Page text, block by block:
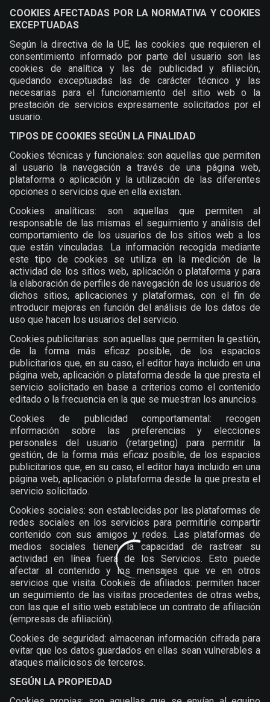
COOKIES AFECTADAS POR LA NORMATIVA Y COOKIES
EXCEPTUADAS
Según la directiva de la UE, las cookies que requieren el
consentimiento informado por parte del usuario son las
cookies de analítica y las de publicidad y afiliación,
quedando exceptuadas las de carácter técnico y las
necesarias para el funcionamiento del sitio web o la
prestación de servicios expresamente solicitados por el
usuario.
TIPOS DE COOKIES SEGÚN LA FINALIDAD
Cookies técnicas y funcionales: son aquellas que permiten
al usuario la navegación a través de una página web,
plataforma o aplicación y la utilización de las diferentes
opciones o servicios que en ella existan.
Cookies analíticas: son aquellas que permiten al
responsable de las mismas el seguimiento y análisis del
comportamiento de los usuarios de los sitios web a los
que están vinculadas. La información recogida mediante
este tipo de cookies se utiliza en la medición de la
actividad de los sitios web, aplicación o plataforma y para
la elaboración de perfiles de navegación de los usuarios de
dichos sitios, aplicaciones y plataformas, con el fin de
introducir mejoras en función del análisis de los datos de
uso que hacen los usuarios del servicio.
Cookies publicitarias: son aquellas que permiten la gestión,
de la forma más eficaz posible, de los espacios
publicitarios que, en su caso, el editor haya incluido en una
página web, aplicación o plataforma desde la que presta el
servicio solicitado en base a criterios como el contenido
editado o la frecuencia en la que se muestran los anuncios.
Cookies de publicidad comportamental: recogen
información sobre las preferencias y elecciones
personales del usuario (retargeting) para permitir la
gestión, de la forma más eficaz posible, de los espacios
publicitarios que, en su caso, el editor haya incluido en una
página web, aplicación o plataforma desde la que presta el
servicio solicitado.
Cookies sociales: son establecidas por las plataformas de
redes sociales en los servicios para permitirle compartir
contenido con sus amigos y redes. Las plataformas de
medios sociales tienen la capacidad de rastrear su
actividad en línea fuera de los Servicios. Esto puede
afectar al contenido y los mensajes que ve en otros
servicios que visita. Cookies de afiliados: permiten hacer
un seguimiento de las visitas procedentes de otras webs,
con las que el sitio web establece un contrato de afiliación
(empresas de afiliación).
Cookies de seguridad: almacenan información cifrada para
evitar que los datos guardados en ellas sean vulnerables a
ataques maliciosos de terceros.
SEGÚN LA PROPIEDAD